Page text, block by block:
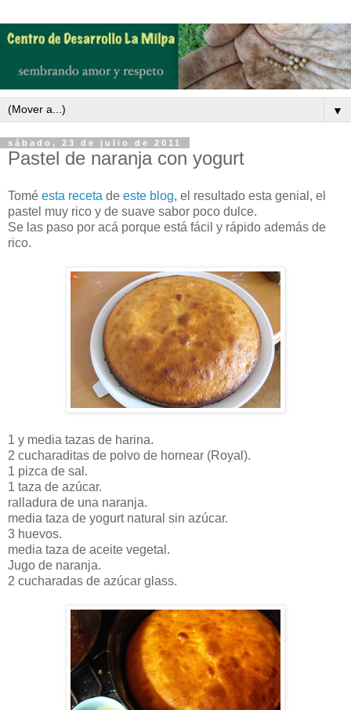
▼
sábado, 23 de julio de 2011
Pastel de naranja con yogurt
Tomé esta receta de este blog, el resultado esta genial, el
pastel muy rico y de suave sabor poco dulce.
Se las paso por acá porque está fácil y rápido además de
rico.
1 y media tazas de harina.
2 cucharaditas de polvo de hornear (Royal).
1 pizca de sal.
1 taza de azúcar.
ralladura de una naranja.
media taza de yogurt natural sin azúcar.
3 huevos.
media taza de aceite vegetal.
Jugo de naranja.
2 cucharadas de azúcar glass.